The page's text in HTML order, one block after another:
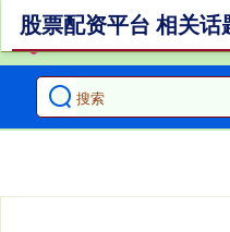
股票配资平台 相关话